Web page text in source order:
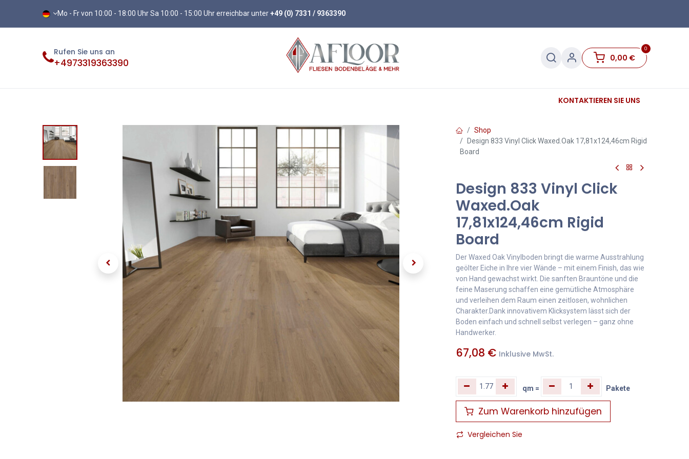
Mo - Fr von 10:00 - 18:00 Uhr Sa 10:00 - 15:00 Uhr erreichbar unter+49 (0) 7331 / 9363390
Rufen Sie uns an
+4973319363390
0
0,00 €
Sockelleisten Sale
KONTAKTIEREN SIE UNS
Shop
Design 833 Vinyl Click Waxed.Oak 17,81x124,46cm Rigid
Board
Design 833 Vinyl Click
Waxed.Oak
17,81x124,46cm Rigid
Board
Der Waxed Oak Vinylboden bringt die warme Ausstrahlung
geölter Eiche in Ihre vier Wände – mit einem Finish, das wie
von Hand gewachst wirkt. Die sanften Brauntöne und die
feine Maserung schaffen eine gemütliche Atmosphäre
und verleihen dem Raum einen zeitlosen, wohnlichen
Charakter.Dank innovativem Klicksystem lässt sich der
Boden einfach und schnell selbst verlegen – ganz ohne
Handwerker.
67,08 € Inklusive MwSt.
qm = Pakete
Zum Warenkorb hinzufügen
Vergleichen Sie